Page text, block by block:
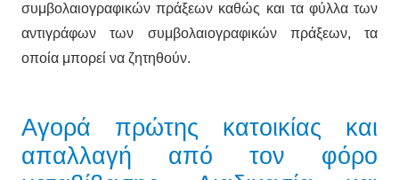
συμβολαιογραφικών πράξεων καθώς και τα φύλλα των
αντιγράφων των συμβολαιογραφικών πράξεων, τα
οποία μπορεί να ζητηθούν.
Αγορά πρώτης κατοικίας και
απαλλαγή από τον φόρο